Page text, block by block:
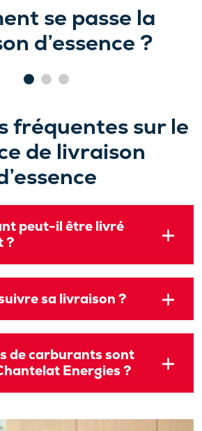
se passe la
d’essence ?
téléphone
équipes de Chantelat Energies. En quelques
fréquentes sur le
de livraison
peut-il être livré
?
sa livraison ?
de carburants sont
Energies ?